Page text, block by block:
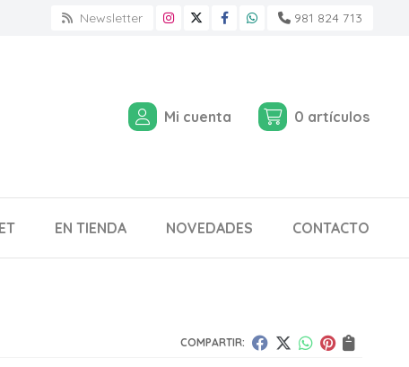
Newsletter 981 824 713
Mi cuenta 0 artículos
EN TIENDA NOVEDADES CONTACTO
COMPARTIR: